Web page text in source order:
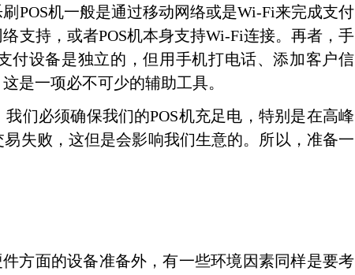
机一般是通过移动网络或是Wi-Fi来完成支付
支持，或者POS机本身支持Wi-Fi连接。再者，手
付设备是独立的，但用手机打电话、添加客户信
是一项必不可少的辅助工具。
必须确保我们的POS机充足电，特别是在高峰
失败，这但是会影响我们生意的。所以，准备一
面的设备准备外，有一些环境因素同样是要考